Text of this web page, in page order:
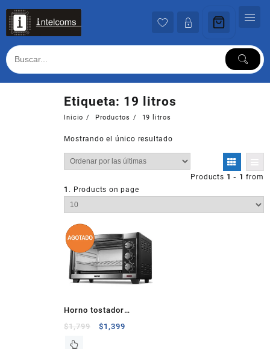
contenido
Etiqueta: 19 litros
Inicio Productos 19 litros
Mostrando el único resultado
Products 1 - 1 from
1 . Products on page
Horno tostador
eléctrico 19 litros
$1,799 $1,399